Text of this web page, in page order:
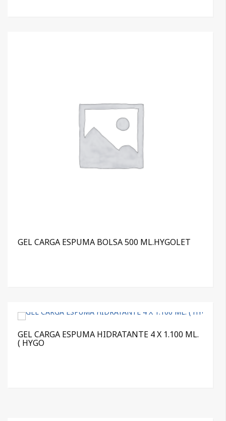
GEL CARGA ESPUMA BOLSA 500 ML.HYGOLET
GEL CARGA ESPUMA HIDRATANTE 4 X 1.100 ML.
( HYGO